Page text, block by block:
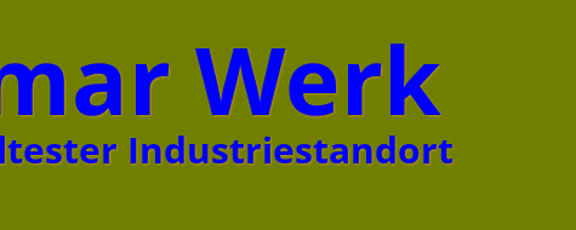
Werk
Industriestandort